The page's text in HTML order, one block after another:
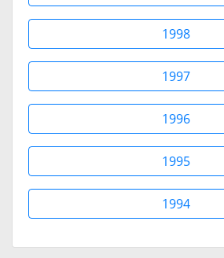
1998
1997
1996
1995
1994